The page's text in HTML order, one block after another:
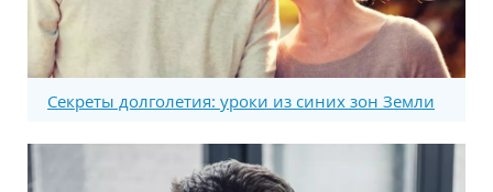
Секреты долголетия: уроки из синих зон Земли